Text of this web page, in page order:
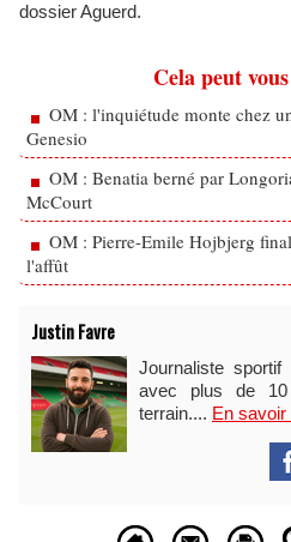
dossier Aguerd.
Cela peut
OM : l'inquiétude monte chez
Genesio
OM : Benatia berné par
McCourt
OM : Pierre-Emile Hojbjerg
l'affût
Justin Favre
Journaliste
avec plus de
terrain.... En